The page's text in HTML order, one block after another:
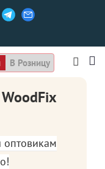
В Розницу
оптовикам